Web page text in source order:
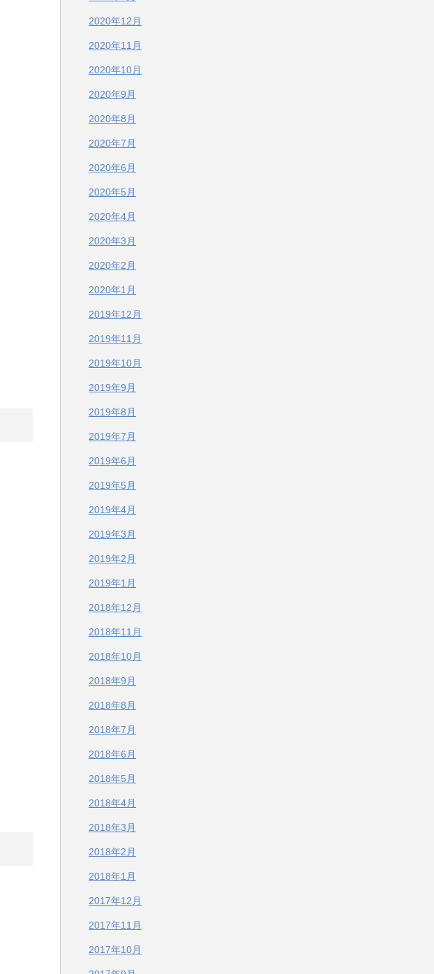
2020年12月
2020年11月
2020年10月
2020年9月
2020年8月
2020年7月
2020年6月
2020年5月
2020年4月
2020年3月
2020年2月
2020年1月
2019年12月
2019年11月
2019年10月
2019年9月
2019年8月
2019年7月
2019年6月
2019年5月
2019年4月
2019年3月
2019年2月
2019年1月
2018年12月
2018年11月
2018年10月
2018年9月
2018年8月
2018年7月
2018年6月
2018年5月
2018年4月
2018年3月
2018年2月
2018年1月
2017年12月
2017年11月
2017年10月